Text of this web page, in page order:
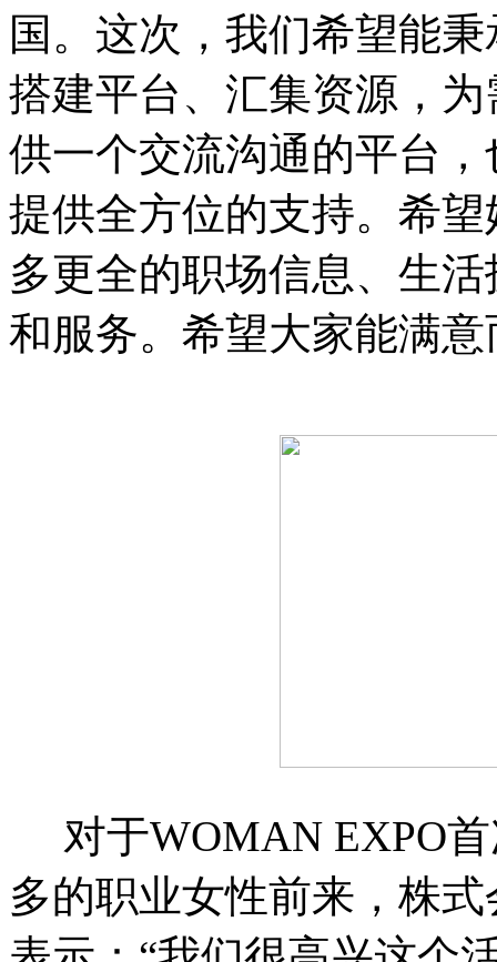
国。这次，我们希望能
搭建平台、汇集资源，
供一个交流沟通的平台
提供全方位的支持。希
多更全的职场信息、生
和服务。希望大家能满意
对于WOMAN EXPO
多的职业女性前来，株